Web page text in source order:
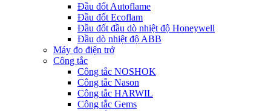
Đầu đốt Autoflame
Đầu đốt Ecoflam
Đầu đốt đầu dò nhiệt độ Honeywell
Đầu dò nhiệt độ ABB
Máy đo điện trở
Công tắc
Công tắc NOSHOK
Công tắc Nason
Công tắc HARWIL
Công tắc Gems